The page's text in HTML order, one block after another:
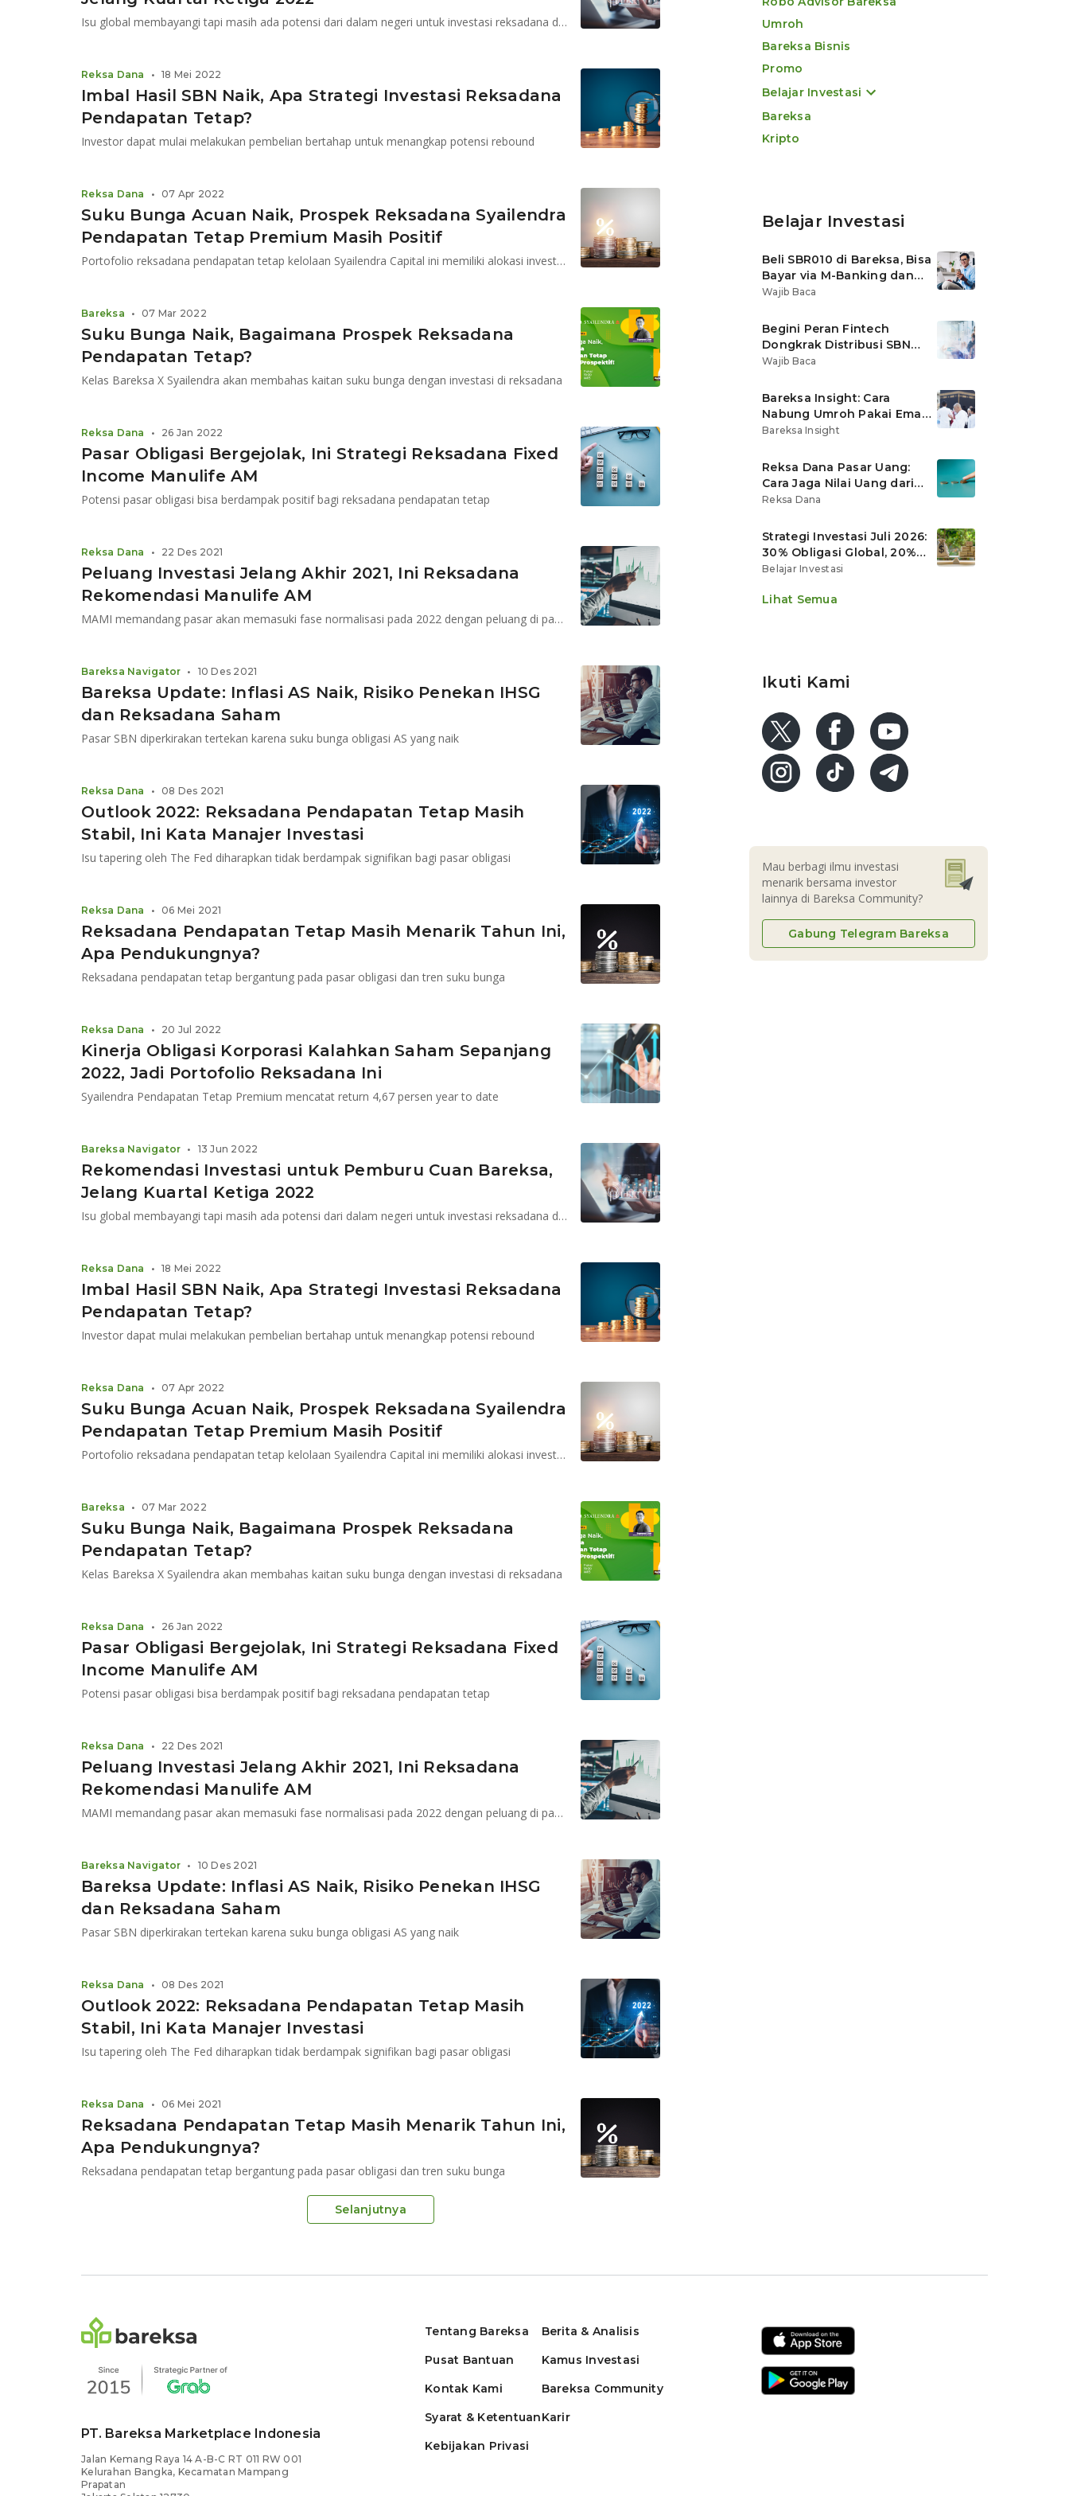
Isu global membayangi tapi masih ada potensi dari dalam negeri untuk investasi reksadana dan SBN
Imbal Hasil SBN Naik, Apa Strategi Investasi Reksadana
Pendapatan Tetap?
Investor dapat mulai melakukan pembelian bertahap untuk menangkap potensi rebound
Reksa Dana • 18 Mei 2022
Suku Bunga Acuan Naik, Prospek Reksadana Syailendra
Pendapatan Tetap Premium Masih Positif
Portofolio reksadana pendapatan tetap kelolaan Syailendra Capital ini memiliki alokasi investasi mayoritas pada obligasi korporasi
Reksa Dana • 07 Apr 2022
Suku Bunga Naik, Bagaimana Prospek Reksadana
Pendapatan Tetap?
Kelas Bareksa X Syailendra akan membahas kaitan suku bunga dengan investasi di reksadana
Bareksa • 07 Mar 2022
Pasar Obligasi Bergejolak, Ini Strategi Reksadana Fixed
Income Manulife AM
Potensi pasar obligasi bisa berdampak positif bagi reksadana pendapatan tetap
Reksa Dana • 26 Jan 2022
Peluang Investasi Jelang Akhir 2021, Ini Reksadana
Rekomendasi Manulife AM​
MAMI memandang pasar akan memasuki fase normalisasi pada 2022 dengan peluang di pasar obligasi
Reksa Dana • 22 Des 2021
Bareksa Update: Inflasi AS Naik, Risiko Penekan IHSG
dan Reksadana Saham
Pasar SBN diperkirakan tertekan karena suku bunga obligasi AS yang naik
Bareksa Navigator • 10 Des 2021
Outlook 2022: Reksadana Pendapatan Tetap Masih
Stabil, Ini Kata Manajer Investasi
Isu tapering oleh The Fed diharapkan tidak berdampak signifikan bagi pasar obligasi
Reksa Dana • 08 Des 2021
Reksadana Pendapatan Tetap Masih Menarik Tahun Ini,
Apa Pendukungnya?
Reksadana pendapatan tetap bergantung pada pasar obligasi dan tren suku bunga
Reksa Dana • 06 Mei 2021
Kinerja Obligasi Korporasi Kalahkan Saham Sepanjang
2022, Jadi Portofolio Reksadana Ini
Syailendra Pendapatan Tetap Premium mencatat return 4,67 persen year to date
Reksa Dana • 20 Jul 2022
Rekomendasi Investasi untuk Pemburu Cuan Bareksa,
Jelang Kuartal Ketiga 2022
Isu global membayangi tapi masih ada potensi dari dalam negeri untuk investasi reksadana dan SBN
Bareksa Navigator • 13 Jun 2022
Imbal Hasil SBN Naik, Apa Strategi Investasi Reksadana
Pendapatan Tetap?
Investor dapat mulai melakukan pembelian bertahap untuk menangkap potensi rebound
Reksa Dana • 18 Mei 2022
Suku Bunga Acuan Naik, Prospek Reksadana Syailendra
Pendapatan Tetap Premium Masih Positif
Portofolio reksadana pendapatan tetap kelolaan Syailendra Capital ini memiliki alokasi investasi mayoritas pada obligasi korporasi
Reksa Dana • 07 Apr 2022
Suku Bunga Naik, Bagaimana Prospek Reksadana
Pendapatan Tetap?
Kelas Bareksa X Syailendra akan membahas kaitan suku bunga dengan investasi di reksadana
Bareksa • 07 Mar 2022
Pasar Obligasi Bergejolak, Ini Strategi Reksadana Fixed
Income Manulife AM
Potensi pasar obligasi bisa berdampak positif bagi reksadana pendapatan tetap
Reksa Dana • 26 Jan 2022
Peluang Investasi Jelang Akhir 2021, Ini Reksadana
Rekomendasi Manulife AM​
MAMI memandang pasar akan memasuki fase normalisasi pada 2022 dengan peluang di pasar obligasi
Reksa Dana • 22 Des 2021
Bareksa Update: Inflasi AS Naik, Risiko Penekan IHSG
dan Reksadana Saham
Pasar SBN diperkirakan tertekan karena suku bunga obligasi AS yang naik
Bareksa Navigator • 10 Des 2021
Outlook 2022: Reksadana Pendapatan Tetap Masih
Stabil, Ini Kata Manajer Investasi
Isu tapering oleh The Fed diharapkan tidak berdampak signifikan bagi pasar obligasi
Reksa Dana • 08 Des 2021
Reksadana Pendapatan Tetap Masih Menarik Tahun Ini,
Apa Pendukungnya?
Reksadana pendapatan tetap bergantung pada pasar obligasi dan tren suku bunga
Reksa Dana • 06 Mei 2021
Selanjutnya
Umroh
Bareksa Bisnis
Promo
Belajar Investasi
Bareksa
Kripto
Belajar Investasi
Beli SBR010 di Bareksa, Bisa
Bayar via M-Banking dan
OVO di Tokopedia
Wajib Baca
Begini Peran Fintech
Dongkrak Distribusi SBN
Ritel
Wajib Baca
Bareksa Insight: Cara
Nabung Umroh Pakai Emas
Digital agar Nilainya
Bareksa Insight
Reksa Dana Pasar Uang:
Cara Jaga Nilai Uang dari
Gerusan Inflasi
Reksa Dana
Strategi Investasi Juli 2026:
30% Obligasi Global, 20%
Emas, Saham Ekspor Jadi
Belajar Investasi
Lihat Semua
Ikuti Kami
Mau berbagi ilmu investasi
menarik bersama investor
lainnya di Bareksa Community?
Gabung Telegram Bareksa
PT. Bareksa Marketplace Indonesia
Jalan Kemang Raya 14 A-B-C RT 011 RW 001
Kelurahan Bangka, Kecamatan Mampang
Prapatan
Tentang Bareksa
Pusat Bantuan
Kontak Kami
Syarat & Ketentuan
Kebijakan Privasi
Berita & Analisis
Kamus Investasi
Bareksa Community
Karir